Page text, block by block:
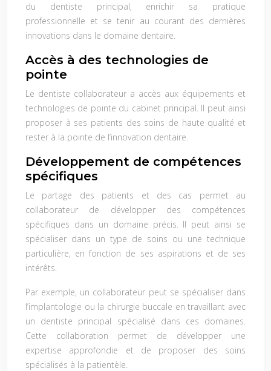
du dentiste principal, enrichir sa pratique
professionnelle et se tenir au courant des dernières
innovations dans le domaine dentaire.
Accès à des technologies de
pointe
Le dentiste collaborateur a accès aux équipements et
technologies de pointe du cabinet principal. Il peut ainsi
proposer à ses patients des soins de haute qualité et
rester à la pointe de l’innovation dentaire.
Développement de compétences
spécifiques
Le partage des patients et des cas permet au
collaborateur de développer des compétences
spécifiques dans un domaine précis. Il peut ainsi se
spécialiser dans un type de soins ou une technique
particulière, en fonction de ses aspirations et de ses
intérêts.
Par exemple, un collaborateur peut se spécialiser dans
l’implantologie ou la chirurgie buccale en travaillant avec
un dentiste principal spécialisé dans ces domaines.
Cette collaboration permet de développer une
expertise approfondie et de proposer des soins
spécialisés à la patientèle.